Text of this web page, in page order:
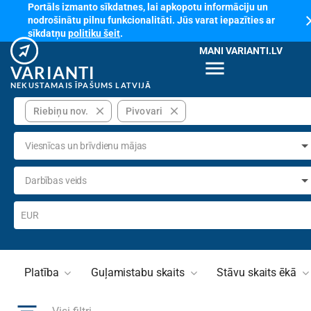
Portāls izmanto sīkdatnes, lai apkopotu informāciju un
nodrošinātu pilnu funkcionalitāti. Jūs varat iepazīties ar
sīkdatņupolitiku šeit.
VARIANTI
NEKUSTAMAIS ĪPAŠUMS LATVIJĀ
MANI VARIANTI.LV
menu
Riebiņu nov. close Pivovari close
Viesnīcas un brīvdienu mājas
Darbības veids
EUR
Platība Guļamistabu skaits Stāvu skaits ēkā